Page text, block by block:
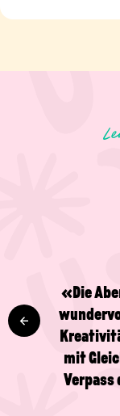
«Ein
ein
habe
mich